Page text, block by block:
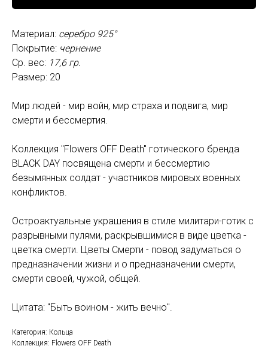
Материал: серебро 925°
Покрытие: чернение
Ср. вес: 17,6 гр.
Размер: 20
Мир людей - мир войн, мир страха и подвига, мир
смерти и бессмертия.
Коллекция "Flowers OFF Death" готического бренда
BLACK DAY посвящена смерти и бессмертию
безымянных солдат - участников мировых военных
конфликтов.
Остроактуальные украшения в стиле милитари-готик с
разрывными пулями, раскрывшимися в виде цветка -
цветка смерти. Цветы Смерти - повод задуматься о
предназначении жизни и о предназначении смерти,
смерти своей, чужой, общей.
Цитата: "Быть воином - жить вечно".
Категория: Кольца
Коллекция: Flowers OFF Death